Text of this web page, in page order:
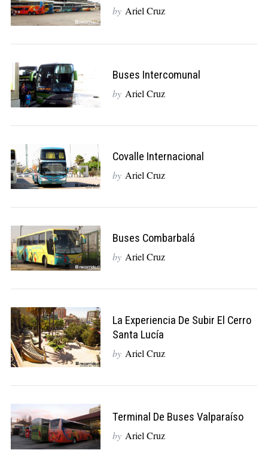
by Ariel Cruz
Buses Intercomunal
by Ariel Cruz
Covalle Internacional
by Ariel Cruz
Buses Combarbalá
by Ariel Cruz
La Experiencia De Subir El Cerro
Santa Lucía
by Ariel Cruz
Terminal De Buses Valparaíso
by Ariel Cruz